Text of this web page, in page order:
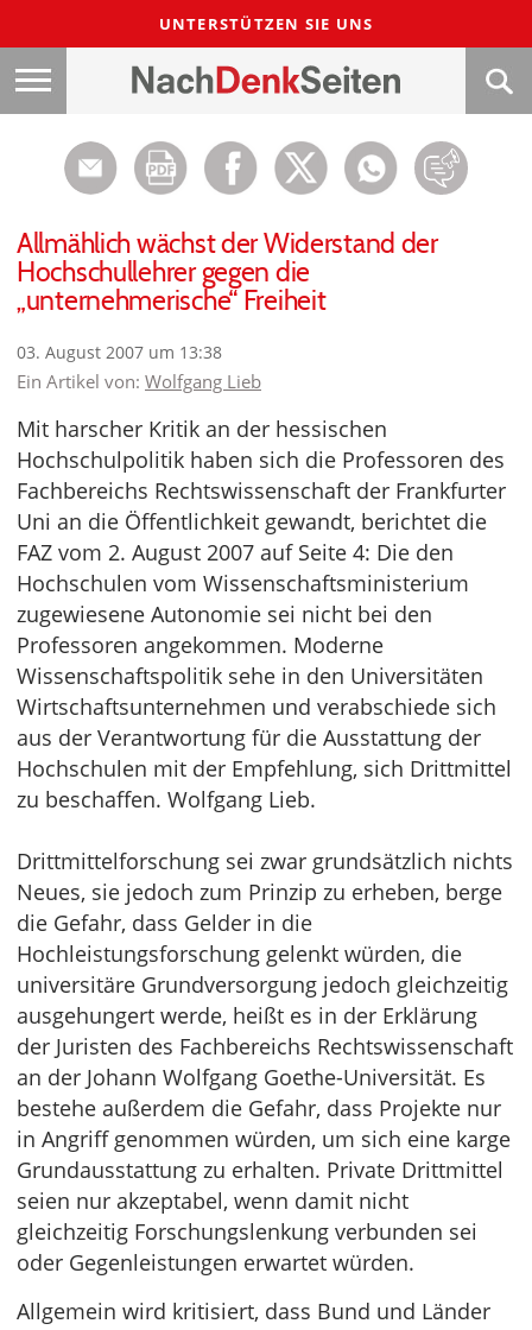
UNTERSTÜTZEN SIE UNS
Allmählich wächst der Widerstand der
Hochschullehrer gegen die
„unternehmerische“ Freiheit
03. August 2007 um 13:38
Ein Artikel von: Wolfgang Lieb
Mit harscher Kritik an der hessischen
Hochschulpolitik haben sich die Professoren des
Fachbereichs Rechtswissenschaft der Frankfurter
Uni an die Öffentlichkeit gewandt, berichtet die
FAZ vom 2. August 2007 auf Seite 4: Die den
Hochschulen vom Wissenschaftsministerium
zugewiesene Autonomie sei nicht bei den
Professoren angekommen. Moderne
Wissenschaftspolitik sehe in den Universitäten
Wirtschaftsunternehmen und verabschiede sich
aus der Verantwortung für die Ausstattung der
Hochschulen mit der Empfehlung, sich Drittmittel
zu beschaffen. Wolfgang Lieb.
Drittmittelforschung sei zwar grundsätzlich nichts
Neues, sie jedoch zum Prinzip zu erheben, berge
die Gefahr, dass Gelder in die
Hochleistungsforschung gelenkt würden, die
universitäre Grundversorgung jedoch gleichzeitig
ausgehungert werde, heißt es in der Erklärung
der Juristen des Fachbereichs Rechtswissenschaft
an der Johann Wolfgang Goethe-Universität. Es
bestehe außerdem die Gefahr, dass Projekte nur
in Angriff genommen würden, um sich eine karge
Grundausstattung zu erhalten. Private Drittmittel
seien nur akzeptabel, wenn damit nicht
gleichzeitig Forschungslenkung verbunden sei
oder Gegenleistungen erwartet würden.
Allgemein wird kritisiert, dass Bund und Länder